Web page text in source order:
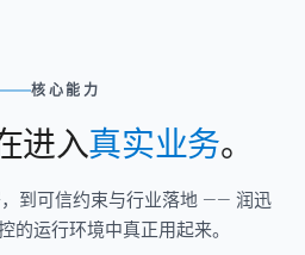
核心能力
进入真实业务。
到可信约束与行业落地 —— 润迅
的运行环境中真正用起来。